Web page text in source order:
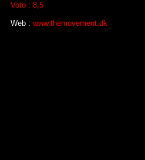
Voto : 8,5
Web : www.themovement.dk